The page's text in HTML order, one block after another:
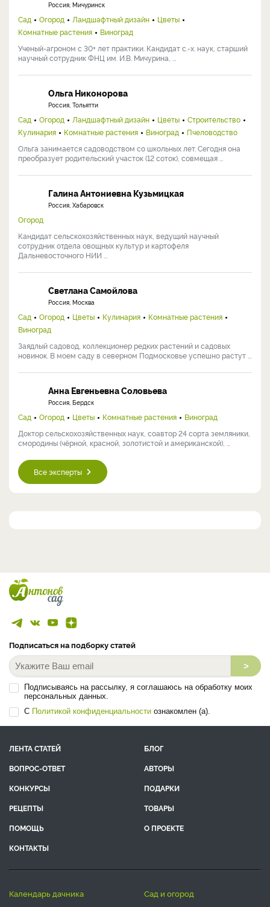
Россия, Мичуринск
Сад Огород Ландшафтный дизайн
Цветы
Комнатные растения
Виноград
Ученый-агроном с 30+ лет практики. Кандидат с.-х. наук, старший
научный сотрудник ФНЦ им. И.В. Мичурина, ...
Ольга Никонорова
Россия, Тольятти
Сад Огород Ландшафтный дизайн Цветы
Строительство
Кулинария
Комнатные растения Виноград
Пчеловодство
Ольга занимается садоводством со школьных лет. Сегодня она
преобразует родительский участок (12 соток), совмещая ...
Галина Антониевна Кузьмицкая
Россия, Хабаровск
Огород
Кандидат сельскохозяйственных наук, ведущий научный
сотрудник отдела овощных культур и картофеля
Дальневосточного НИИ ...
Светлана Самойлова
Россия, Москва
Сад Огород Цветы Кулинария
Комнатные растения
Виноград
Заядлый садовод, коллекционер редких растений и садовых
новинок. В моем саду в северном Подмосковье успешно растут ...
Анна Евгеньевна Соловьева
Россия, Бердск
Сад Огород Цветы Комнатные растения
Виноград
Доктор сельскохозяйственных наук, соавтор 24 сорта земляники,
смородины (чёрной, красной, золотистой и американской), ...
Все эксперты
Подписаться на подборку статей
>
Подписываясь на рассылку, я соглашаюсь на обработку моих
персональных данных.
С Политикой конфиденциальности ознакомлен (а).
ЛЕНТА СТАТЕЙ
БЛОГ
ВОПРОС-ОТВЕТ
АВТОРЫ
КОНКУРСЫ
ПОДАРКИ
РЕЦЕПТЫ
ТОВАРЫ
ПОМОЩЬ
О ПРОЕКТЕ
КОНТАКТЫ
календарь дачника сад и огород